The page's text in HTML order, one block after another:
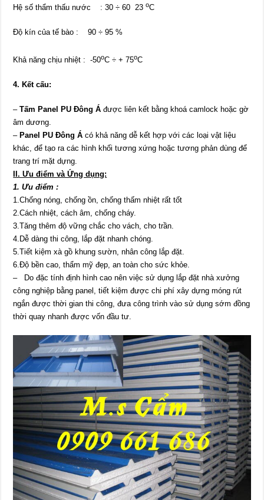
Hệ số thẩm thấu nước : 30 ÷ 60 23oC
Độ kín của tế bào : 90 ÷ 95 %
Khả năng chịu nhiệt : -50oC ÷ + 75oC
4. Kết cấu:
–Tấm Panel PUĐông Áđược liên kết bằng khoá camlock hoặc gờ
âm dương.
– Panel PUĐông Ácó khả năng dễ kết hợp với các loại vật liệu
khác, để tạo ra các hình khối tương xứng hoặc tương phản dùng để
trang trí mặt dựng.
II. Ưu điểm và Ứng dụng:
1. Ưu điểm :
1.Chống nóng, chống ồn, chống thấm nhiệt rất tốt
2.Cách nhiệt, cách âm, chống cháy.
3.Tăng thêm độ vững chắc cho vách, cho trần.
4.Dễ dàng thi công, lắp đặt nhanh chóng.
5.Tiết kiệm xà gồ khung sườn, nhân công lắp đặt.
6.Độ bền cao, thẩm mỹ đẹp, an toàn cho sức khỏe.
– Do đặc tính định hình cao nên việc sử dụng lắp đặt nhà xưởng
công nghiệp bằng panel, tiết kiệm được chi phí xây dựng móng rút
ngắn được thời gian thi công, đưa công trình vào sử dụng sớm đồng
thời quay nhanh được vốn đầu tư.